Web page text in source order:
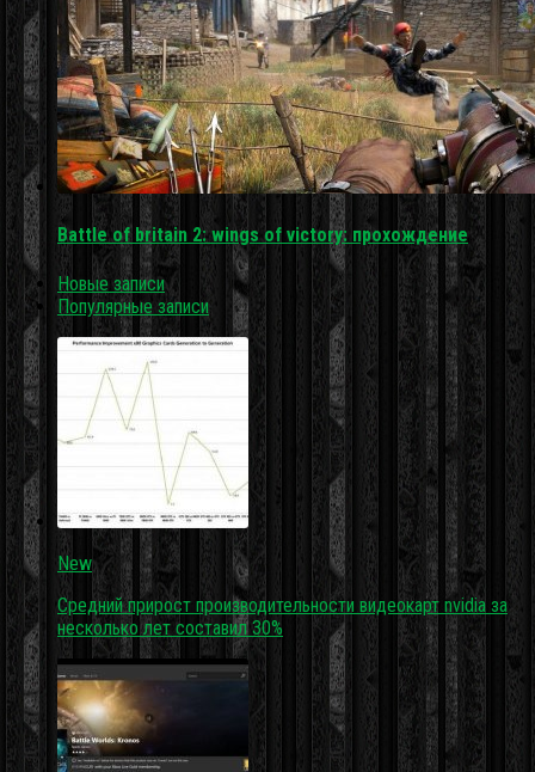
Battle of britain 2: wings of victory: прохождение
Новые записи
Популярные записи
New
Средний прирост производительности видеокарт nvidia за
несколько лет составил 30%